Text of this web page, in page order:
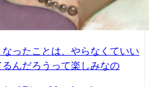
ったことは、やらなくていい
んだろうって楽しみなの